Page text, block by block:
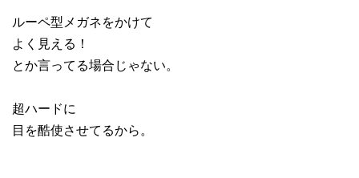
ルーペ型メガネをかけて
よく見える！
とか言ってる場合じゃない。
超ハードに
目を酷使させてるから。